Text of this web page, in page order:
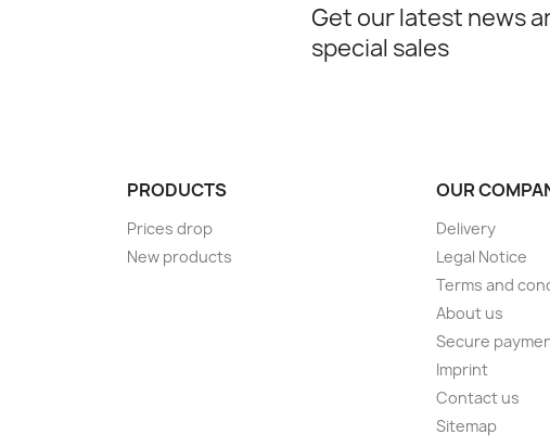
Get our latest news
special sales
PRODUCTS
Prices drop
New products
OUR
Delivery
Legal Notice
Terms and
About us
Secure
Imprint
Contact us
Sitemap